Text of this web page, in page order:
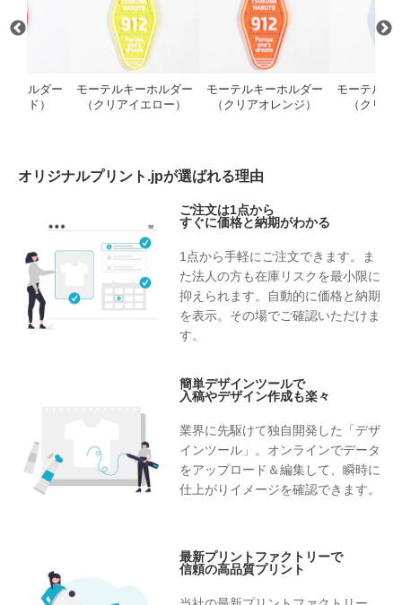
ーホルダー
ッド）
モーテルキーホルダー
（クリアイエロー）
モーテルキーホルダー
（クリアオレンジ）
モーテルキ
（クリア
オリジナルプリント.jpが選ばれる理由
ご注文は1点から
すぐに価格と納期がわかる
1点から手軽にご注文できます。ま
た法人の方も在庫リスクを最小限に
抑えられます。自動的に価格と納期
を表示。その場でご確認いただけま
す。
簡単デザインツールで
入稿やデザイン作成も楽々
業界に先駆けて独自開発した「デザ
インツール」。オンラインでデータ
をアップロード＆編集して、瞬時に
仕上がりイメージを確認できます。
最新プリントファクトリーで
信頼の高品質プリント